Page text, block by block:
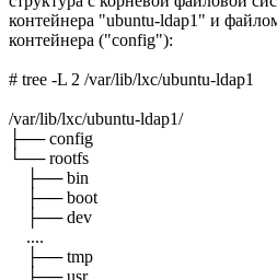
контейнера "ubuntu-ldap1" и
контейнера ("config"):
# tree -L 2 /var/lib/lxc/ubuntu-ldap1
/var/lib/lxc/ubuntu-ldap1/
├── config
└── rootfs
├── bin
├── boot
├── dev
....
├── tmp
├── usr